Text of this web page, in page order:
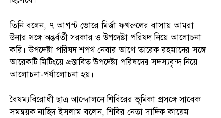
তিনি বলেন, ৭ আগস্ট ভোরে মির্জা ফখরুলের বাসায় আমরা
উনার সঙ্গে অন্তর্বর্তী সরকার ও উপদেষ্টা পরিষদ নিয়ে আলোচনা
করি। উপদেষ্টা পরিষদ শপথ নেবার আগে তারেক রহমানের সঙ্গে
আরেকটি মিটিংয়ে প্রস্তাবিত উপদেষ্টা পরিষদের সদস্যবৃন্দ নিয়ে
আলোচনা-পর্যালোচনা হয়।
বৈষম্যবিরোধী ছাত্র আন্দোলনে শিবিরের ভূমিকা প্রসঙ্গে সাবেক
সমন্বয়ক নাহিদ ইসলাম বলেন, শিবির নেতা সাদিক কায়েম